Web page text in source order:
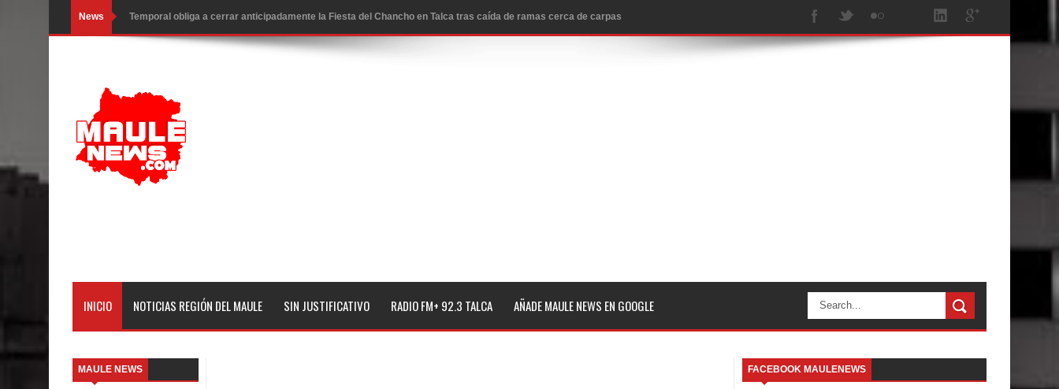
News Temporal obliga a cerrar anticipadamente la Fiesta del Chancho en Talca tras caída de ramas cerca de carpas
Miles llegan a la Plaza de Armas de Talca en el inicio de la Fiesta del Chancho 2026
Alerta por hantavirus: expertos piden reforzar medidas y consulta oportuna
Matrimonios Linarenses Celebraron Bodas de Oro
Departamento Comunal de Salud de Curicó desarrollará jornada de vacunación contra la Influenza y otros
Banda linarense Los Remembers regresa de Brasil tras impulsar un intercambio musical y pedagógico con
comunidades escolares
Mario Meza endurece críticas contra ministra de Salud por dejar fuera a Linares: “No dará la cara”
INICIO NOTICIAS REGIÓN DEL MAULE SIN JUSTIFICATIVO RADIO FM+ 92.3 TALCA AÑADE MAULE NEWS EN GOOGLE
MAULE NEWS FACEBOOK MAULENEWS